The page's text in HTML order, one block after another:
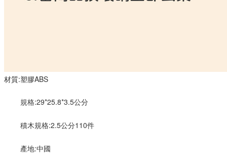
材質:塑膠ABS
	規格:29*25.8*3.5公分
	積木規格:2.5公分110件
	產地:中國